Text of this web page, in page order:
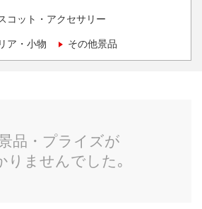
コット・アクセサリー
ア・小物 その他景品